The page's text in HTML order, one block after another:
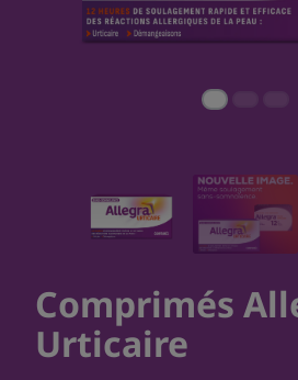
Où acheter
Comprimés
Urticaire